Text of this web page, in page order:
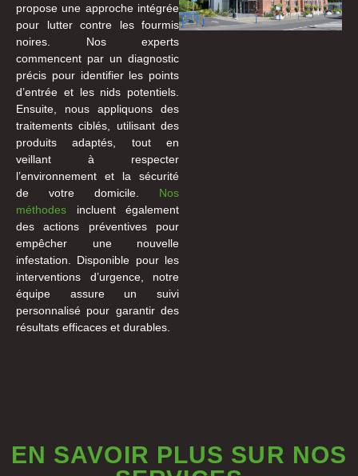
propose une approche intégrée
pour lutter contre les fourmis
noires. Nos experts
commencent par un diagnostic
précis pour identifier les points
d’entrée et les nids potentiels.
Ensuite, nous appliquons des
traitements ciblés, utilisant des
produits adaptés, tout en
veillant à respecter
l’environnement et la sécurité
de votre domicile. Nos
méthodes incluent également
des actions préventives pour
empêcher une nouvelle
infestation. Disponible pour les
interventions d’urgence, notre
équipe assure un suivi
personnalisé pour garantir des
résultats efficaces et durables.
EN SAVOIR PLUS SUR NOS